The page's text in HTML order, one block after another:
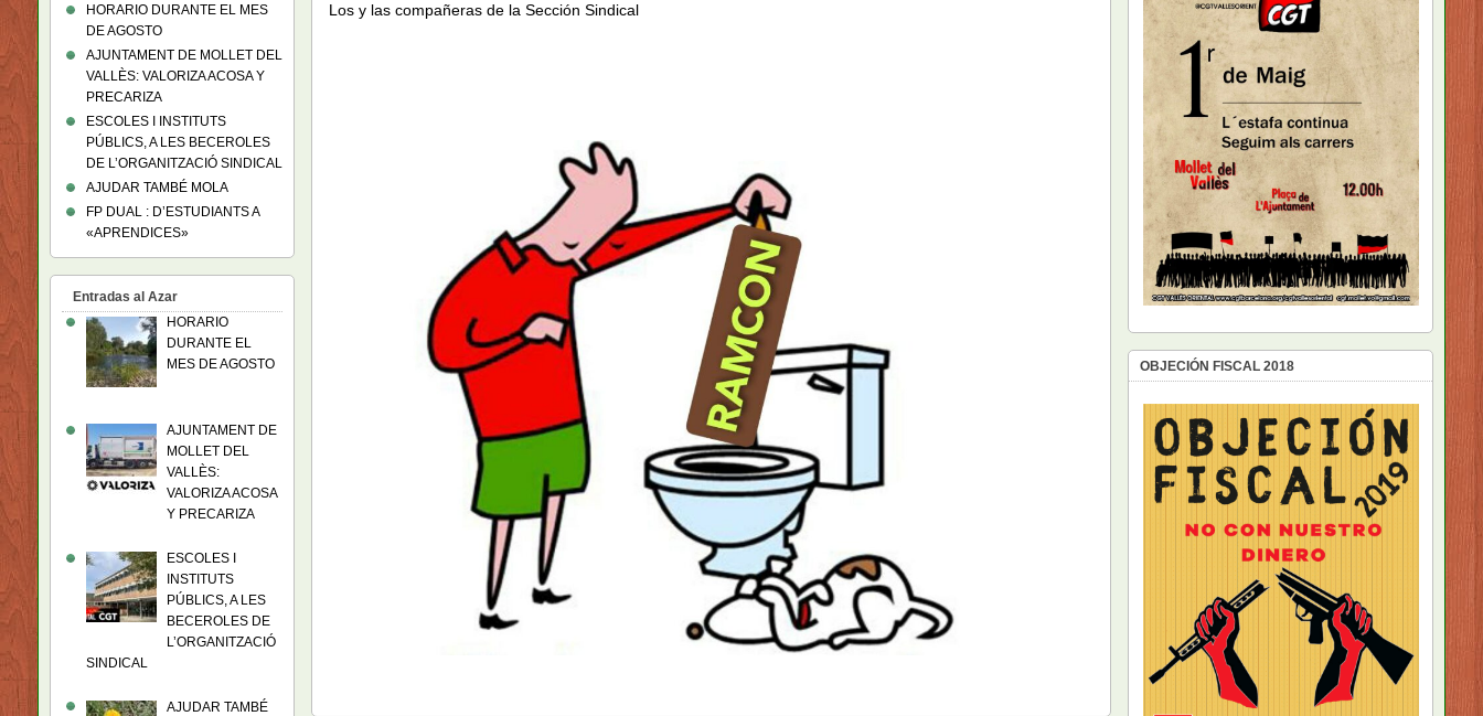
Los y las compañeras de la Sección Sindical
HORARIO DURANTE EL MES
DE AGOSTO
AJUNTAMENT DE MOLLET DEL
VALLÈS: VALORIZA ACOSA Y
PRECARIZA
ESCOLES I INSTITUTS
PÚBLICS, A LES BECEROLES
DE L’ORGANITZACIÓ SINDICAL
AJUDAR TAMBÉ MOLA
FP DUAL : D’ESTUDIANTS A
«APRENDICES»
Entradas al Azar
HORARIO
DURANTE EL
MES DE AGOSTO
AJUNTAMENT DE
MOLLET DEL
VALLÈS:
VALORIZA ACOSA
Y PRECARIZA
ESCOLES I
INSTITUTS
PÚBLICS, A LES
BECEROLES DE
L’ORGANITZACIÓ
SINDICAL
AJUDAR TAMBÉ
OBJECIÓN FISCAL 2018